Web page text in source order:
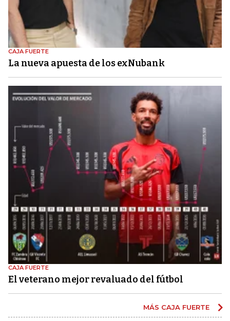
CAJA FUERTE
La nueva apuesta de los exNubank
CAJA FUERTE
El veterano mejor revaluado del fútbol
MÁS CAJA FUERTE